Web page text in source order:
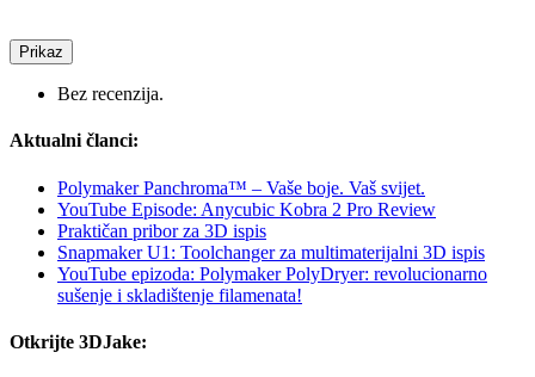
Prikaz
Bez recenzija.
Aktualni članci:
Polymaker Panchroma™ – Vaše boje. Vaš svijet.
YouTube Episode: Anycubic Kobra 2 Pro Review
Praktičan pribor za 3D ispis
Snapmaker U1: Toolchanger za multimaterijalni 3D ispis
YouTube epizoda: Polymaker PolyDryer: revolucionarno
sušenje i skladištenje filamenata!
Otkrijte 3DJake: